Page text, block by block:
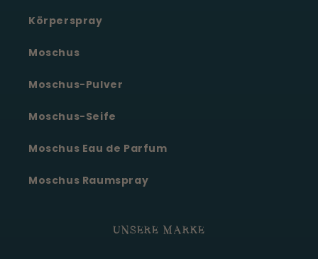
Körperspray
Moschus
Moschus-Pulver
Moschus-Seife
Moschus Eau de Parfum
Moschus Raumspray
UNSERE MARKE